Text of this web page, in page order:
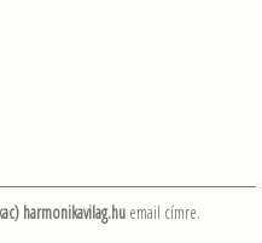
harmonikavilag.hu email címre.